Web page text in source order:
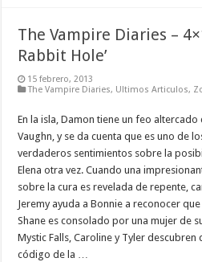
The Vampire Diaries –
Rabbit Hole’
15 febrero, 2013
The Vampire Diaries, Ultimos Articulos,
En la isla, Damon tiene un feo
Vaughn, y se da cuenta que es uno de
verdaderos sentimientos sobre la
Elena otra vez. Cuando una
sobre la cura es revelada de repente,
Jeremy ayuda a Bonnie a reconocer
Shane es consolado por una mujer de
Mystic Falls, Caroline y Tyler
código de la …